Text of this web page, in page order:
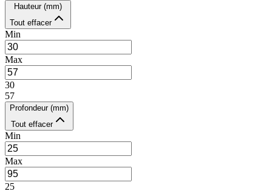
Hauteur (mm)
Tout effacer
Min
Max
30
57
Profondeur (mm)
Tout effacer
Min
Max
25